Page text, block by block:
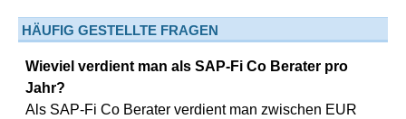
HÄUFIG GESTELLTE FRAGEN
Wieviel verdient man als SAP-Fi Co Berater pro
Jahr?
Als SAP-Fi Co Berater verdient man zwischen EUR